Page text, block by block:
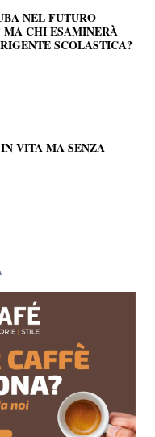
NEL FUTURO
CHI ESAMINERÀ
SCOLASTICA?
VITA MA SENZA